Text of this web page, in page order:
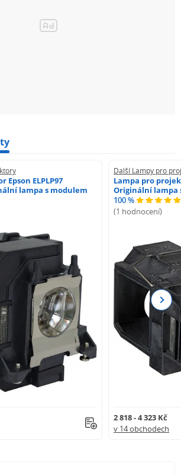
kterou nabízíme.
ELPLP97
lampa s modulem
Další Lampy pro
Lampa pro
Originální lampa
100 %
(1 hodnocení)
2 818 - 4 323 Kč
v 14 obchodech
Next